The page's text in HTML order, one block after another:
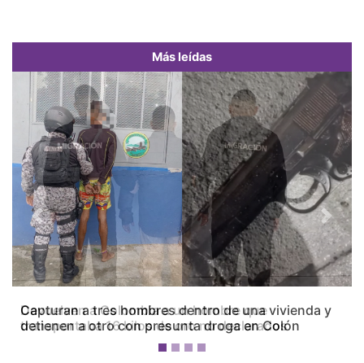
Más leídas
Capturan a tres hombres dentro de una vivienda y
detienen a otro con presunta droga en Colón
Previous Next